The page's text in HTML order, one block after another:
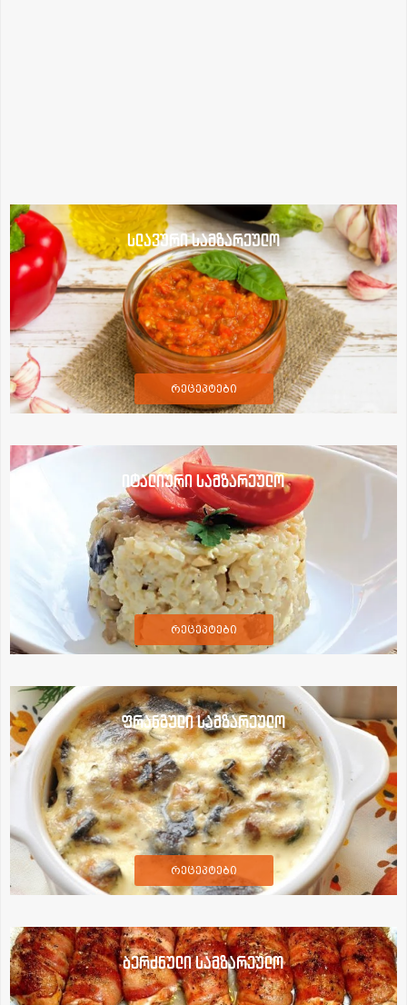
სლავური სამზარეულო
რეცეპტები
იტალიური სამზარეულო
რეცეპტები
ფრანგული სამზარეულო
რეცეპტები
ბერძნული სამზარეულო